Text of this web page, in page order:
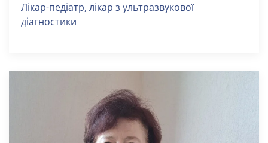
Лікар-педіатр, лікар з ультразвукової
діагностики